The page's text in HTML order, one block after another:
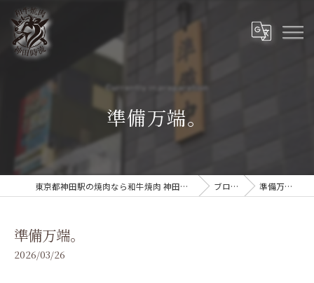
準備万端。
東京都神田駅の焼肉なら和牛焼肉 神田時流 ブログ 準備万端。
準備万端。
2026/03/26